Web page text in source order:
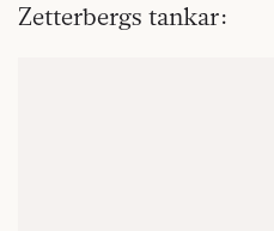
Zetterbergs tankar: